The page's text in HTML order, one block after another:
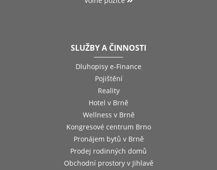
SLUŽBY A ČINNOSTI
Dluhopisy e-Finance
Pojištění
Reality
Hotel v Brně
Wellness v Brně
Kongresové centrum Brno
Pronájem bytů v Brně
Prodej rodinných domů
Obchodní prostory v Jihlavě